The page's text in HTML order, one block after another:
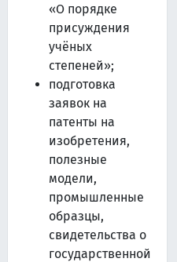
«О порядке
присуждения
учёных
степеней»;
подготовка
заявок на
патенты на
изобретения,
полезные
модели,
промышленные
образцы,
свидетельства о
государственной